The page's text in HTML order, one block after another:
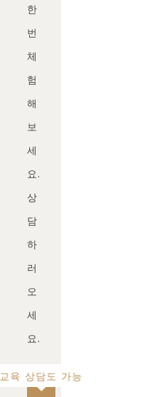
한
번
체
험
해
보
세
요.
상
담
하
러
오
세
요.
교육 상담도 가능